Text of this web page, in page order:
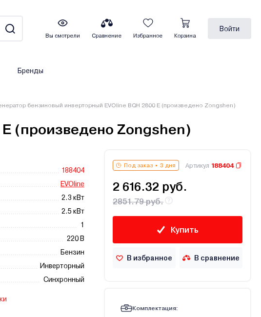
Вы смотрели Сравнение Избранное Корзина
Войти
Бренды
бензиновый инверторный EVOline BQH 2800 E (произведено Zongshen)
(произведено Zongshen)
188404
EVOline
2.3 кВт
2.5 кВт
1
220 В
Бензин
Инверторный
Синхронный
Под заказ 3 дня Артикул 188404
2 616.32 руб.
2851.79 руб.
Купить
В избранное В сравнение
Комплектация: